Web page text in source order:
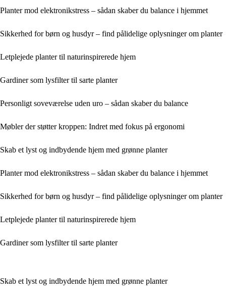
Planter mod elektronikstress – sådan skaber du balance i hjemmet
Sikkerhed for børn og husdyr – find pålidelige oplysninger om planter
Letplejede planter til naturinspirerede hjem
Gardiner som lysfilter til sarte planter
Personligt soveværelse uden uro – sådan skaber du balance
Møbler der støtter kroppen: Indret med fokus på ergonomi
Skab et lyst og indbydende hjem med grønne planter
Planter mod elektronikstress – sådan skaber du balance i hjemmet
Sikkerhed for børn og husdyr – find pålidelige oplysninger om planter
Letplejede planter til naturinspirerede hjem
Gardiner som lysfilter til sarte planter
Skab et lyst og indbydende hjem med grønne planter